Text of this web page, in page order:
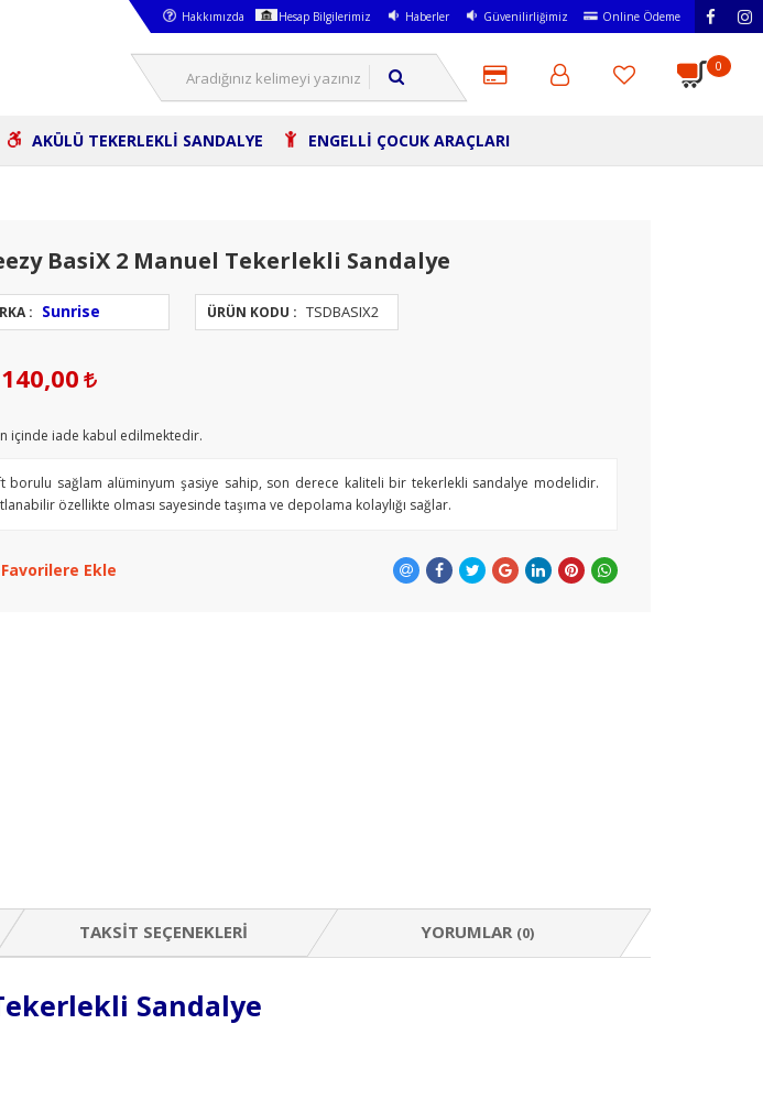
Hakkımızda Hesap Bilgilerimiz Haberler Güvenilirliğimiz Online Ödeme
0
AKÜLÜ TEKERLEKLİ SANDALYE ENGELLİ ÇOCUK ARAÇLARI
BasiX 2 Manuel Tekerlekli Sandalye
: Sunrise ÜRÜN KODU : TSDBASIX2
içinde iade kabul edilmektedir.
borulu sağlam alüminyum şasiye sahip, son derece kaliteli bir tekerlekli sandalye modelidir.
özellikte olması sayesinde taşıma ve depolama kolaylığı sağlar.
Favorilere Ekle
TAKSIT SEÇENEKLERI YORUMLAR (0)
Sandalye